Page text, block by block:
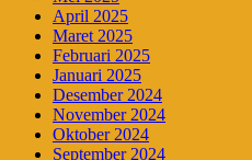
April 2025
Maret 2025
Februari 2025
Januari 2025
Desember 2024
November 2024
Oktober 2024
September 2024